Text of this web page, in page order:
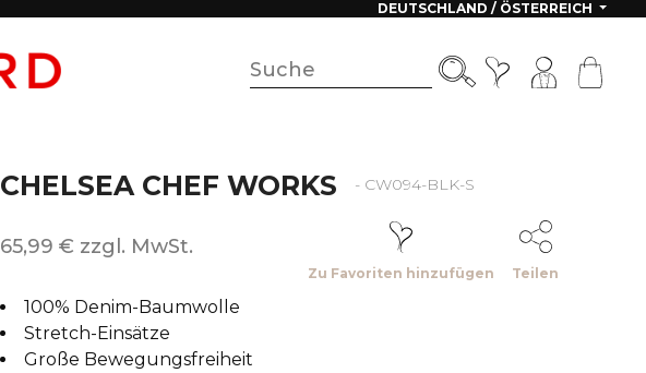
DEUTSCHLAND / ÖSTERREICH
CHELSEA CHEF WORKS - CW094-BLK-S
65,99 € zzgl. MwSt.
Zu Favoriten hinzufügen Teilen
100% Denim-Baumwolle
Stretch-Einsätze
Große Bewegungsfreiheit